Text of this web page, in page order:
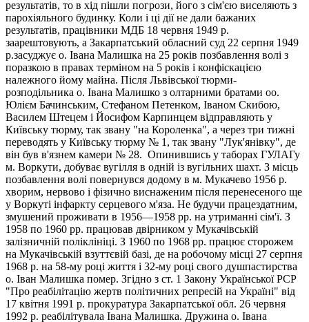
результатів, то в хід пішли погрози, його з сім'єю виселяють з
парохіяльного будинку. Коли і ці дії не дали бажаних
результатів, працівники МДБ 18 червня 1949 р.
заарештовують, а Закарпатський обласний суд 22 серпня 1949
р.засуджує о. Івана Малишка на 25 років позбавлення волі з
поразкою в правах терміном на 5 років і конфіскацією
належного йому майна. Після Львівської тюрми-
розподільника о. Івана Малишко з олтарними братами оо.
Юлієм Бачинським, Стефаном Петенком, Іваном Скибою,
Василем Штецем і Йосифом Карпинцем відправляють у
Київську тюрму, так звану "на Короленка", а через три тижні
переводять у Київську тюрму № 1, так звану "Лук'янівку", де
він був в'язнем камери № 28. Опинившись у таборах ГУЛАГу
м. Воркути, добуває вугілля в одній із вугільних шахт. З місць
позбавлення волі повернувся додому в м. Мукачево 1956 р.
хворим, нервово і фізично виснаженим після перенесеного ще
у Воркуті інфаркту серцевого м'яза. Не будучи працездатним,
змушений проживати в 1956—1958 рр. на утриманні сім'ї. З
1958 по 1960 рр. працював двірником у Мукачівській
залізничній поліклініці. З 1960 по 1968 рр. працює сторожем
на Мукачівській взуттєвій базі, де на робочому місці 27 серпня
1968 р. на 58-му році життя і 32-му році свого душпастирства
о. Іван Малишка помер. Згідно з ст. 1 Закону Української РСР
"Про реабілітацію жертв політичних репресій на Україні" від
17 квітня 1991 р. прокуратура Закарпатської обл. 26 червня
1992 р. реабілітувала Івана Малишка. Дружина о. Івана